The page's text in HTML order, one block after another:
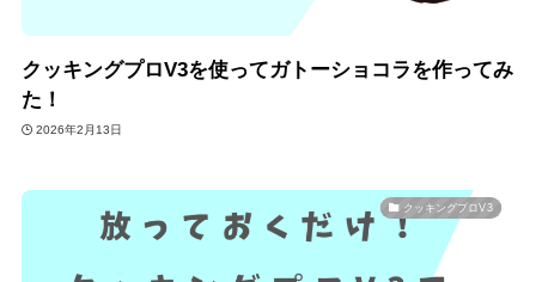
クッキングプロV3を使ってガトーショコラを作ってみ
た！
2026年2月13日
クッキングプロV3